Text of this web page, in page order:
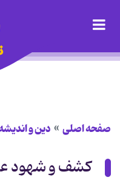
صفحه اصلی دین و
کشف و شهود